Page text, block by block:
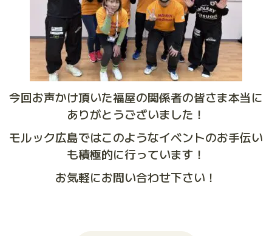
今回お声かけ頂いた福屋の関係者の皆さま本当に
ありがとうございました！
モルック広島ではこのようなイベントのお手伝い
も積極的に行っています！
お気軽にお問い合わせ下さい！